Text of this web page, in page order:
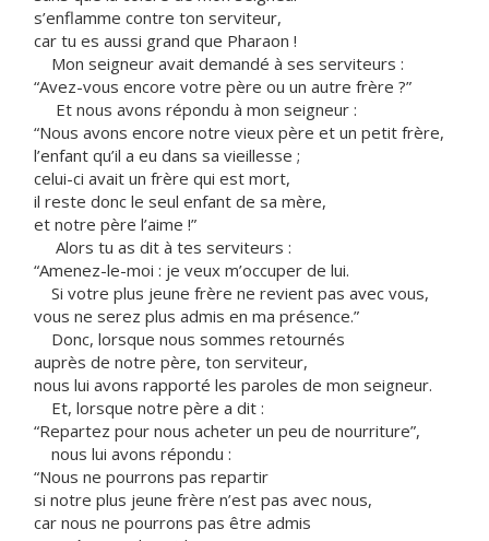
s’enflamme contre ton serviteur,
car tu es aussi grand que Pharaon !
Mon seigneur avait demandé à ses serviteurs :
“Avez-vous encore votre père ou un autre frère ?”
Et nous avons répondu à mon seigneur :
“Nous avons encore notre vieux père et un petit frère,
l’enfant qu’il a eu dans sa vieillesse ;
celui-ci avait un frère qui est mort,
il reste donc le seul enfant de sa mère,
et notre père l’aime !”
Alors tu as dit à tes serviteurs :
“Amenez-le-moi : je veux m’occuper de lui.
Si votre plus jeune frère ne revient pas avec vous,
vous ne serez plus admis en ma présence.”
Donc, lorsque nous sommes retournés
auprès de notre père, ton serviteur,
nous lui avons rapporté les paroles de mon seigneur.
Et, lorsque notre père a dit :
“Repartez pour nous acheter un peu de nourriture”,
nous lui avons répondu :
“Nous ne pourrons pas repartir
si notre plus jeune frère n’est pas avec nous,
car nous ne pourrons pas être admis